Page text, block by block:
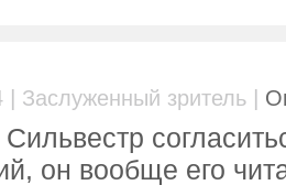
| Заслуженный зритель |
Сильвестр
он вообще его